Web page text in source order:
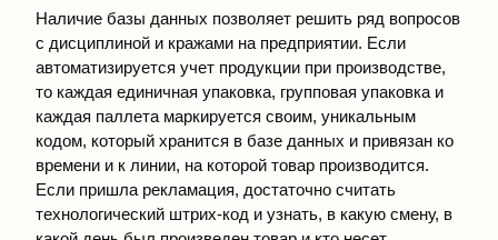
Наличие базы данных позволяет решить ряд вопросов
с дисциплиной и кражами на предприятии. Если
автоматизируется учет продукции при производстве,
то каждая единичная упаковка, групповая упаковка и
каждая паллета маркируется своим, уникальным
кодом, который хранится в базе данных и привязан ко
времени и к линии, на которой товар производится.
Если пришла рекламация, достаточно считать
технологический штрих-код и узнать, в какую смену, в